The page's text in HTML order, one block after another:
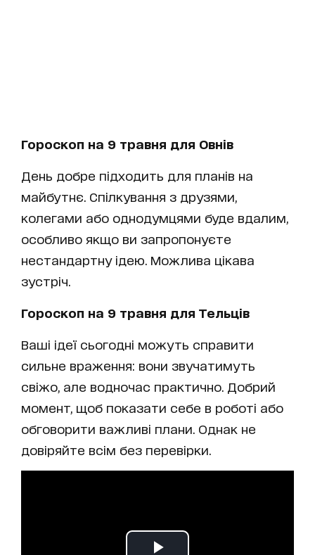
Гороскоп на 9 травня для Овнів
День добре підходить для планів на
майбутнє. Спілкування з друзями,
колегами або однодумцями буде вдалим,
особливо якщо ви запропонуєте
нестандартну ідею. Можлива цікава
зустріч.
Гороскоп на 9 травня для Тельців
Ваші ідеї сьогодні можуть справити
сильне враження: вони звучатимуть
свіжо, але водночас практично. Добрий
момент, щоб показати себе в роботі або
обговорити важливі плани. Однак не
довіряйте всім без перевірки.